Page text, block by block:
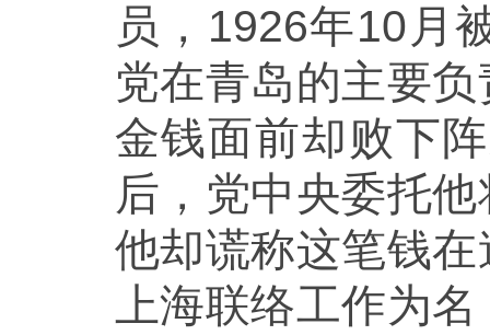
员，1926年10月
党在青岛的主要
金钱面前却败下
后，党中央委托
他却谎称这笔钱
上海联络工作为